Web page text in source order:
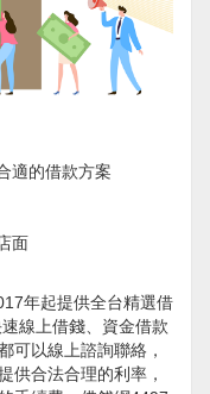
適的借款方案
面
年起提供全台精選借
線上借錢、資金借款
可以線上諮詢聯絡，
供合法合理的利率，